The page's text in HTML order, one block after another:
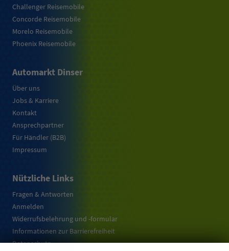
Challenger Reisemobile
Concorde Reisemobile
Morelo Reisemobile
Phoenix Reisemobile
Automarkt Dinser
Über uns
Jobs & Karriere
Kontakt
Ansprechpartner
Für Händler (B2B)
Impressum
Nützliche Links
Fragen & Antworten
Anmelden
Widerrufsbelehrung und -formular
Informationen zur Barrierefreiheit
Datenschutz